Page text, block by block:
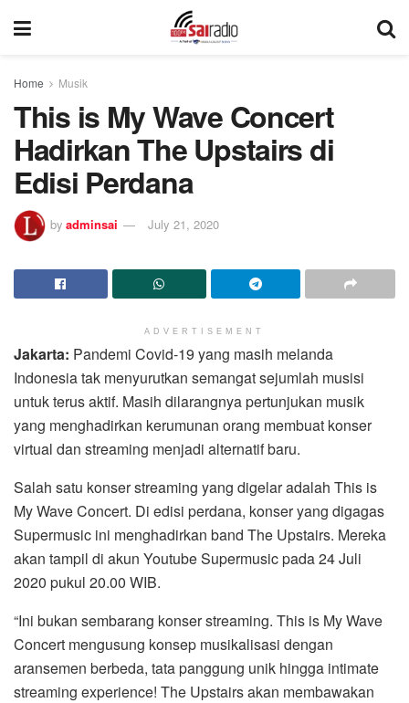
Home Musik
This is My Wave Concert
Hadirkan The Upstairs di
Edisi Perdana
by adminsai July 21, 2020
ADVERTISEMENT
Jakarta: Pandemi Covid-19 yang masih melanda
Indonesia tak menyurutkan semangat sejumlah musisi
untuk terus aktif. Masih dilarangnya pertunjukan musik
yang menghadirkan kerumunan orang membuat konser
virtual dan streaming menjadi alternatif baru.
Salah satu konser streaming yang digelar adalah This is
My Wave Concert. Di edisi perdana, konser yang digagas
Supermusic ini menghadirkan band The Upstairs. Mereka
akan tampil di akun Youtube Supermusic pada 24 Juli
2020 pukul 20.00 WIB.
“Ini bukan sembarang konser streaming. This is My Wave
Concert mengusung konsep musikalisasi dengan
aransemen berbeda, tata panggung unik hingga intimate
streaming experience! The Upstairs akan membawakan